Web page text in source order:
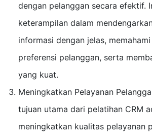
dengan pelanggan secara efektif.
keterampilan dalam
informasi dengan jelas,
preferensi pelanggan, serta
yang kuat.
Meningkatkan Pelayanan
tujuan utama dari pelatihan CRM
meningkatkan kualitas pelayanan